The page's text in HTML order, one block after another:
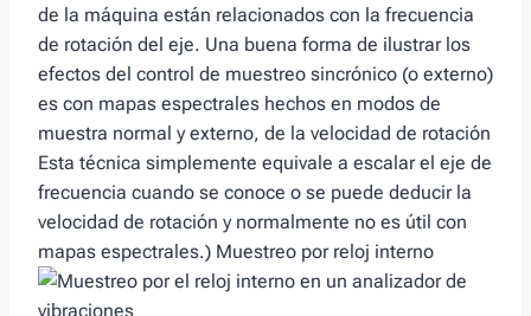
de la máquina están relacionados con la frecuencia
de rotación del eje. Una buena forma de ilustrar los
efectos del control de muestreo sincrónico (o externo)
es con mapas espectrales hechos en modos de
muestra normal y externo, de la velocidad de rotación
Esta técnica simplemente equivale a escalar el eje de
frecuencia cuando se conoce o se puede deducir la
velocidad de rotación y normalmente no es útil con
mapas espectrales.) Muestreo por reloj interno